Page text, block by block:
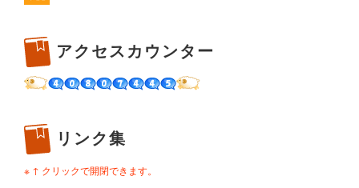
アクセスカウンター
リンク集
※ ↑ クリックで開閉できます。